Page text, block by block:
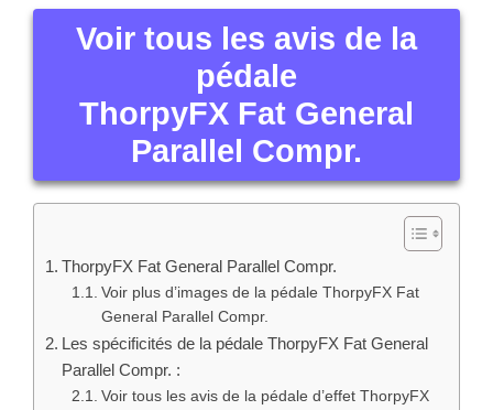
Voir tous les avis de la
pédale
ThorpyFX Fat General
Parallel Compr.
ThorpyFX Fat General Parallel Compr.
Voir plus d’images de la pédale ThorpyFX Fat
General Parallel Compr.
Les spécificités de la pédale ThorpyFX Fat General
Parallel Compr. :
Voir tous les avis de la pédale d’effet ThorpyFX